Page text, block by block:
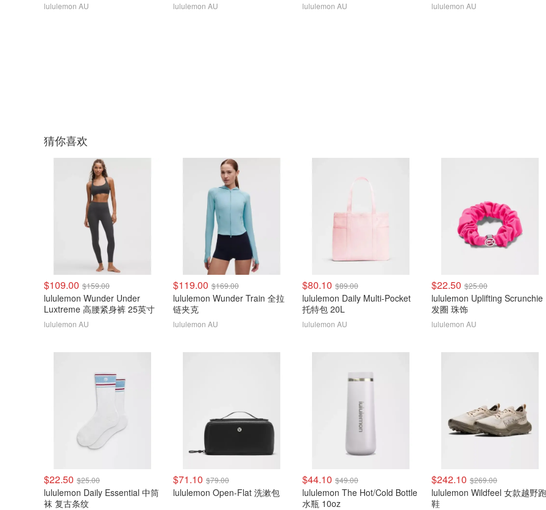
lululemon AU lululemon AU lululemon AU lululemon AU
猜你喜欢
$109.00 $159.00
lululemon Wunder Under
Luxtreme 高腰紧身裤 25英寸
lululemon AU
$119.00 $169.00
lululemon Wunder Train 全拉
链夹克
lululemon AU
$80.10 $89.00
lululemon Daily Multi-Pocket
托特包 20L
lululemon AU
$22.50 $25.00
lululemon Uplifting Scrunchie
发圈 珠饰
lululemon AU
$22.50 $25.00
lululemon Daily Essential 中筒
袜 复古条纹
$71.10 $79.00
lululemon Open-Flat 洗漱包
$44.10 $49.00
lululemon The Hot/Cold Bottle
水瓶 10oz
$242.10 $269.00
lululemon Wildfeel 女款越野跑
鞋